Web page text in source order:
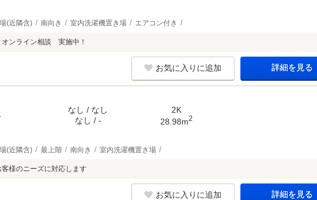
(近隣含) 南向き 室内洗濯機置き場 エアコン付き
ンライン相談 実施中！
お気に入りに追加 詳細を見る
なし / なし
なし / -
2K
28.98m2
(近隣含) 最上階 南向き 室内洗濯機置き場
様のニーズに対応します
お気に入りに追加 詳細を見る